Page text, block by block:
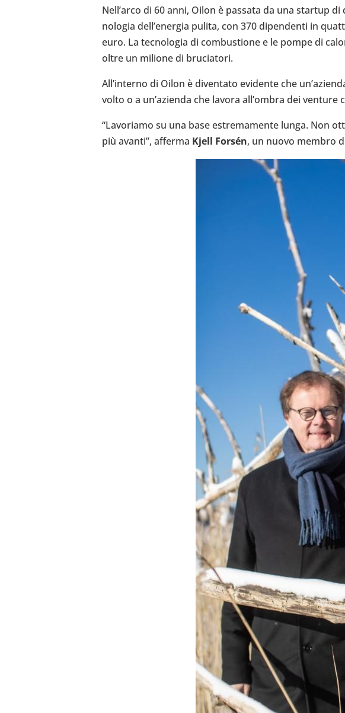
Nel­l’arco di 60 anni, Oilon è passata da una startup
no­lo­gia del­l’e­ner­gia pulita, con 370 dipen­denti in
euro. La tec­no­lo­gia di com­bu­stione e le pompe di
oltre un milione di bru­cia­tori.
All’in­terno di Oilon è diven­tato evi­dente che
volto o a un’a­zienda che lavora all’om­bra dei
“Lavo­riamo su una base estre­ma­mente lunga. Non
più avanti”, afferma Kjell Forsén, un nuovo membro